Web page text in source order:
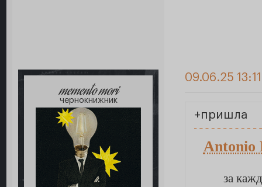
memento mori
чернокнижник
09.06.25
+пришла
Antonio
за